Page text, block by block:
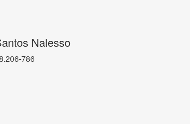
Nalesso
786